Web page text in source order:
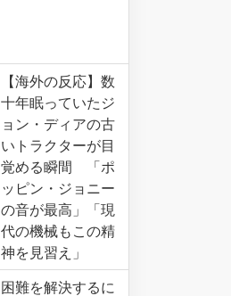
【海外の反応】数
十年眠っていたジ
ョン・ディアの古
いトラクターが目
覚める瞬間 「ポ
ッピン・ジョニー
の音が最高」「現
代の機械もこの精
神を見習え」
困難を解決するに